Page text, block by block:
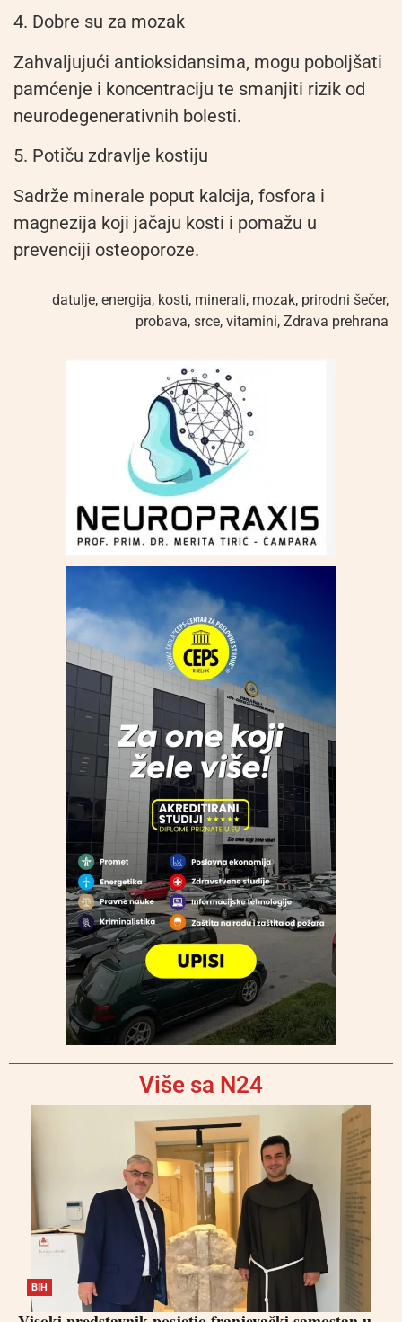
4. Dobre su za mozak
Zahvaljujući antioksidansima, mogu poboljšati
pamćenje i koncentraciju te smanjiti rizik od
neurodegenerativnih bolesti.
5. Potiču zdravlje kostiju
Sadrže minerale poput kalcija, fosfora i
magnezija koji jačaju kosti i pomažu u
prevenciji osteoporoze.
datulje, energija, kosti, minerali, mozak, prirodni šečer,
probava, srce, vitamini, Zdrava prehrana
Više sa N24
BIH